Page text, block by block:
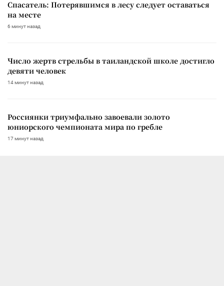
Спасатель: Потерявшимся в лесу следует оставаться
на месте
6 минут назад
Число жертв стрельбы в таиландской школе достигло
девяти человек
14 минут назад
Россиянки триумфально завоевали золото
юниорского чемпионата мира по гребле
17 минут назад